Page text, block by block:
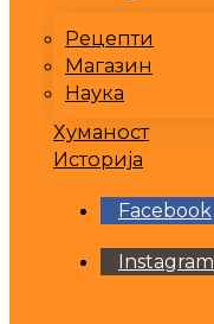
Рецепти
Магазин
Наука
Хуманост
Историја
Facebook
Instagram